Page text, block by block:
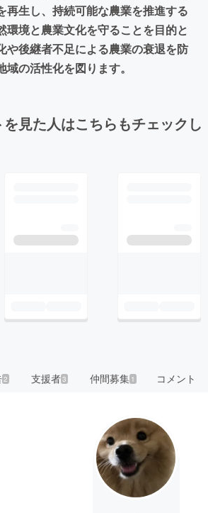
再生し、持続可能な農業を推進する
環境と農業文化を守ることを目的と
や後継者不足による農業の衰退を防
の活性化を図ります。
見た人はこちらもチェックし
2 支援者3 仲間募集 1 コメント